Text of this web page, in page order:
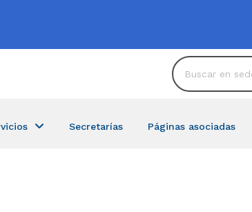
Secretarías Páginas asociadas